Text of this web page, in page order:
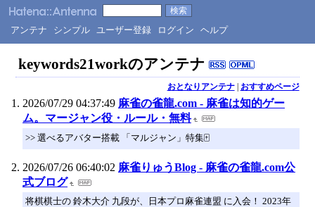
アンテナ シンプル ユーザー登録 ログイン ヘルプ
keywords21workのアンテナ
おとなりアンテナ| おすすめページ
2026/07/29 04:37:49 麻雀の雀龍.com - 麻雀は知的ゲー
ム。マージャン役・ルール・無料
>> 選べるアバター搭載 「マルジャン」特集🀄
2026/07/26 06:40:02 麻雀りゅうBlog - 麻雀の雀龍.com公
式ブログ
将棋棋士の 鈴木大介 九段が、日本プロ麻雀連盟 に入会！ 2023年